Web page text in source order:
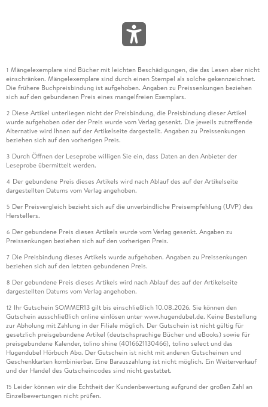
1 Mängelexemplare sind Bücher mit leichten Beschädigungen, die das Lesen aber nicht
einschränken. Mängelexemplare sind durch einen Stempel als solche gekennzeichnet.
Die frühere Buchpreisbindung ist aufgehoben. Angaben zu Preissenkungen beziehen
sich auf den gebundenen Preis eines mangelfreien Exemplars.
2 Diese Artikel unterliegen nicht der Preisbindung, die Preisbindung dieser Artikel
wurde aufgehoben oder der Preis wurde vom Verlag gesenkt. Die jeweils zutreffende
Alternative wird Ihnen auf der Artikelseite dargestellt. Angaben zu Preissenkungen
beziehen sich auf den vorherigen Preis.
3 Durch Öffnen der Leseprobe willigen Sie ein, dass Daten an den Anbieter der
Leseprobe übermittelt werden.
4 Der gebundene Preis dieses Artikels wird nach Ablauf des auf der Artikelseite
dargestellten Datums vom Verlag angehoben.
5 Der Preisvergleich bezieht sich auf die unverbindliche Preisempfehlung (UVP) des
Herstellers.
6 Der gebundene Preis dieses Artikels wurde vom Verlag gesenkt. Angaben zu
Preissenkungen beziehen sich auf den vorherigen Preis.
7 Die Preisbindung dieses Artikels wurde aufgehoben. Angaben zu Preissenkungen
beziehen sich auf den letzten gebundenen Preis.
8 Der gebundene Preis dieses Artikels wird nach Ablauf des auf der Artikelseite
dargestellten Datums vom Verlag angehoben.
12 Ihr Gutschein SOMMER13 gilt bis einschließlich 10.08.2026. Sie können den
Gutschein ausschließlich online einlösen unter www.hugendubel.de. Keine Bestellung
zur Abholung mit Zahlung in der Filiale möglich. Der Gutschein ist nicht gültig für
gesetzlich preisgebundene Artikel (deutschsprachige Bücher und eBooks) sowie für
preisgebundene Kalender, tolino shine (4016621130466), tolino select und das
Hugendubel Hörbuch Abo. Der Gutschein ist nicht mit anderen Gutscheinen und
Geschenkkarten kombinierbar. Eine Barauszahlung ist nicht möglich. Ein Weiterverkauf
und der Handel des Gutscheincodes sind nicht gestattet.
15 Leider können wir die Echtheit der Kundenbewertung aufgrund der großen Zahl an
Einzelbewertungen nicht prüfen.